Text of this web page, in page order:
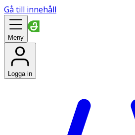
Gå till innehåll
Meny
Logga in